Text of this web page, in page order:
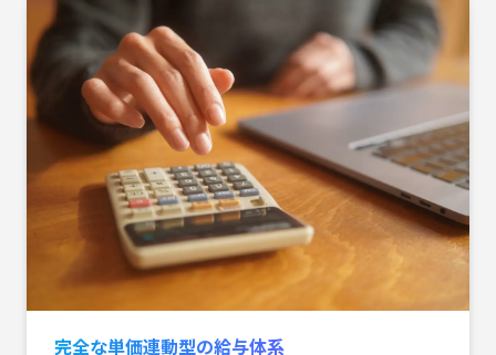
完全な単価連動型の給与体系